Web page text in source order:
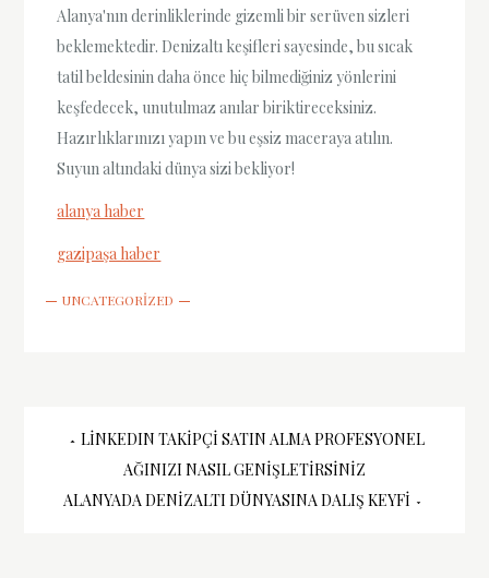
Alanya'nın derinliklerinde gizemli bir serüven sizleri
beklemektedir. Denizaltı keşifleri sayesinde, bu sıcak
tatil beldesinin daha önce hiç bilmediğiniz yönlerini
keşfedecek, unutulmaz anılar biriktireceksiniz.
Hazırlıklarınızı yapın ve bu eşsiz maceraya atılın.
Suyun altındaki dünya sizi bekliyor!
alanya haber
gazipaşa haber
UNCATEGORIZED
Yazı
gezinmesi
LINKEDIN TAKIPÇI SATIN ALMA PROFESYONEL
AĞINIZI NASIL GENIŞLETIRSINIZ
ALANYADA DENIZALTI DÜNYASINA DALIŞ KEYFI